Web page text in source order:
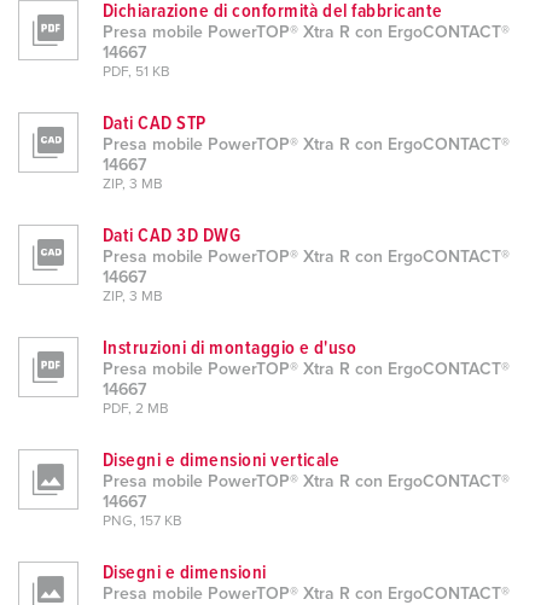
Dichiarazione di conformità del fabbricante
Presa mobile PowerTOP® Xtra R con ErgoCONTACT®
14667
PDF, 51 KB
Dati CAD STP
Presa mobile PowerTOP® Xtra R con ErgoCONTACT®
14667
ZIP, 3 MB
Dati CAD 3D DWG
Presa mobile PowerTOP® Xtra R con ErgoCONTACT®
14667
ZIP, 3 MB
Instruzioni di montaggio e d'uso
Presa mobile PowerTOP® Xtra R con ErgoCONTACT®
14667
PDF, 2 MB
Disegni e dimensioni verticale
Presa mobile PowerTOP® Xtra R con ErgoCONTACT®
14667
PNG, 157 KB
Disegni e dimensioni
Presa mobile PowerTOP® Xtra R con ErgoCONTACT®